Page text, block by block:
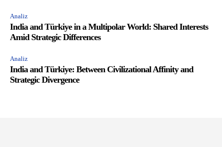
Analiz
India and Türkiye in a Multipolar World: Shared Interests
Amid Strategic Differences
Analiz
India and Türkiye: Between Civilizational Affinity and
Strategic Divergence